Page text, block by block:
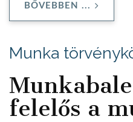
BŐVEBBEN ...
Munka
felelős a